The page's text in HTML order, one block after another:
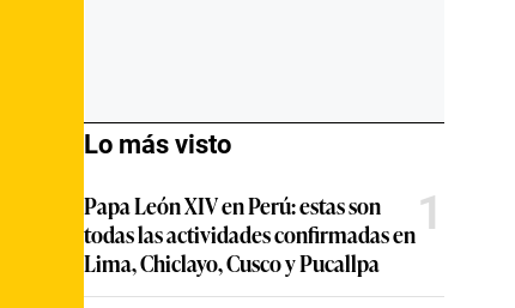
Lo más visto
Papa León XIV en Perú: estas son
todas las actividades confirmadas en
Lima, Chiclayo, Cusco y Pucallpa
1